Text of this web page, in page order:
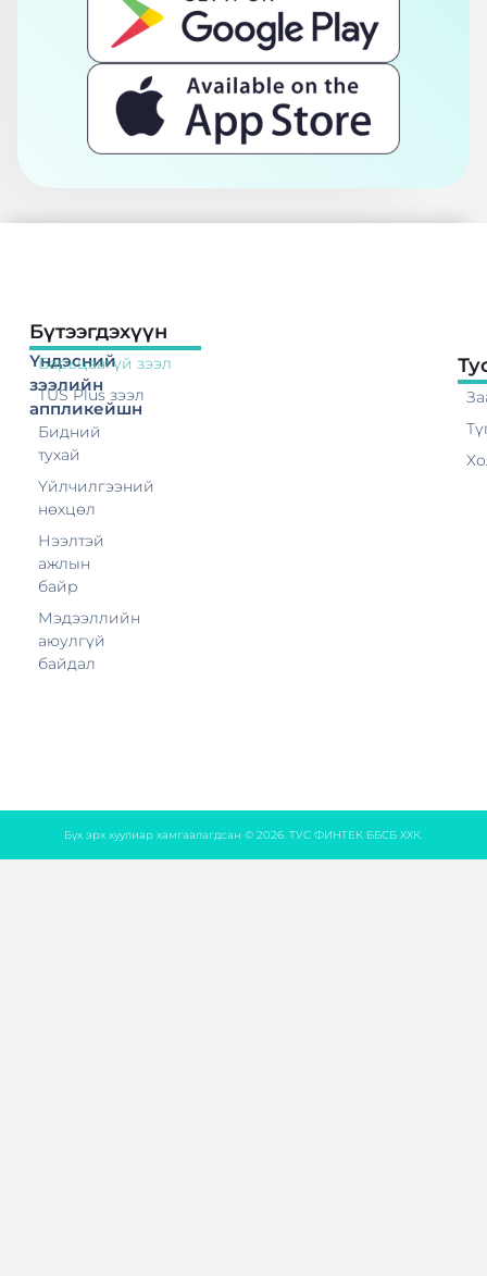
Үндэсний
зээлийн
аппликейшн
Бидний
тухай
Үйлчилгээний
нөхцөл
Нээлтэй
ажлын
байр
Мэдээллийн
аюулгүй
байдал
Бүтээгдэхүүн
Барьцаагүй зээл
TUS Plus зээл
Бүх эрх хуулиар хамгаалагдсан © 2026. ТУС ФИНТЕК ББСБ ХХК.